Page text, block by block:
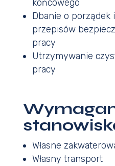
końcowego
Dbanie o porządek
przepisów
pracy
Utrzymywanie
pracy
Własne
Własny transport